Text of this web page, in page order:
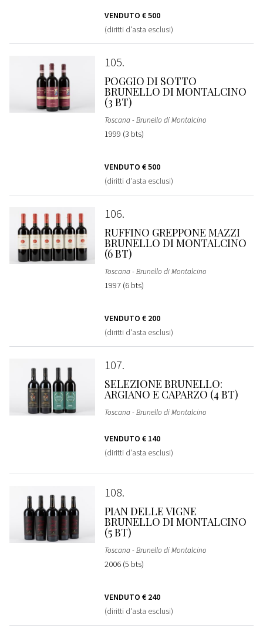
VENDUTO € 500
(diritti d'asta esclusi)
105
POGGIO DI SOTTO
BRUNELLO DI MONTALCINO
(3 BT)
Toscana - Brunello di Montalcino
1999 (3 bts)
VENDUTO € 500
(diritti d'asta esclusi)
106
RUFFINO GREPPONE MAZZI
BRUNELLO DI MONTALCINO
(6 BT)
Toscana - Brunello di Montalcino
1997 (6 bts)
VENDUTO € 200
(diritti d'asta esclusi)
107
SELEZIONE BRUNELLO:
ARGIANO E CAPARZO (4 BT)
Toscana - Brunello di Montalcino
VENDUTO € 140
(diritti d'asta esclusi)
108
PIAN DELLE VIGNE
BRUNELLO DI MONTALCINO
(5 BT)
Toscana - Brunello di Montalcino
2006 (5 bts)
VENDUTO € 240
(diritti d'asta esclusi)